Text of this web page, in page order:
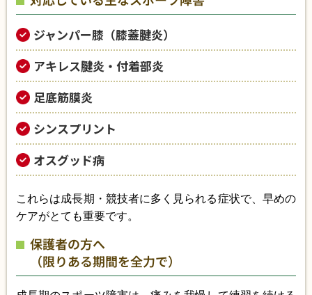
ジャンパー膝（膝蓋腱炎）
アキレス腱炎・付着部炎
足底筋膜炎
シンスプリント
オスグッド病
これらは成長期・競技者に多く見られる症状で、早めの
ケアがとても重要です。
保護者の方へ
（限りある期間を全力で）